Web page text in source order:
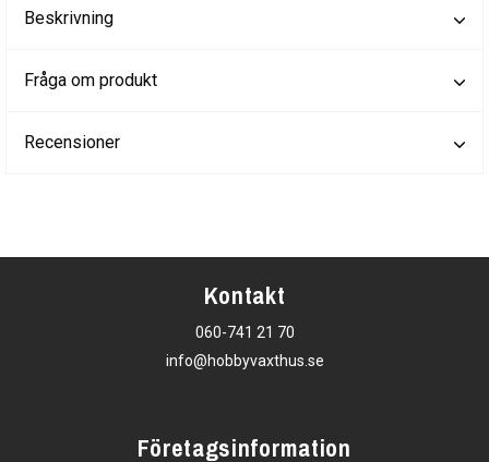
Beskrivning
Fråga om produkt
Recensioner
Kontakt
060-741 21 70
info@hobbyvaxthus.se
Företagsinformation